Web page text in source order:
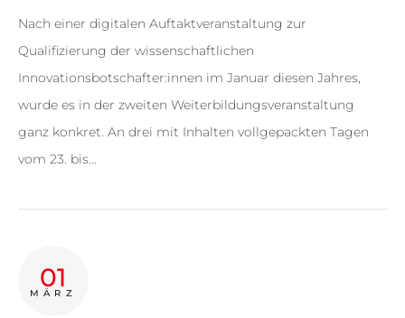
Nach einer digitalen Auftaktveranstaltung zur
Qualifizierung der wissenschaftlichen
Innovationsbotschafter:innen im Januar diesen Jahres,
wurde es in der zweiten Weiterbildungsveranstaltung
ganz konkret. An drei mit Inhalten vollgepackten Tagen
vom 23. bis…
01
MÄRZ